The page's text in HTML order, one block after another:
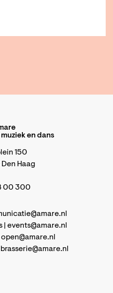
en dans
150
Den Haag
00 300
| events@amare.nl
open@amare.nl
brasserie@amare.nl